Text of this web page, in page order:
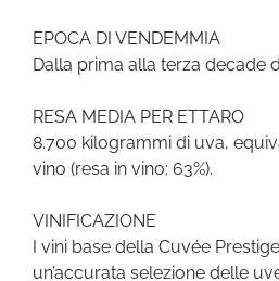
EPOCA DI VENDEMMIA
Dalla prima alla terza decade
RESA MEDIA PER ETTARO
8.700 kilogrammi di uva,
vino (resa in vino: 63%).
VINIFICAZIONE
I vini base della Cuvée
un’accurata selezione delle